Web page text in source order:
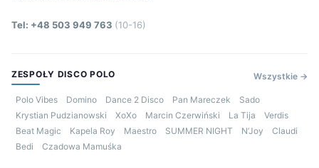
Tel: +48 503 949 763 (10-16)
ZESPOŁY DISCO POLO Wszystkie →
Polo Vibes Domino Dance 2 Disco Pan Mareczek
Sado
Krystian Pudzianowski
XoXo Marcin Czerwiński La Tija
Verdis
Beat Magic
Kapela Roy Maestro SUMMER NIGHT N’Joy
Claudi
Bedi
Czadowa Mamuśka